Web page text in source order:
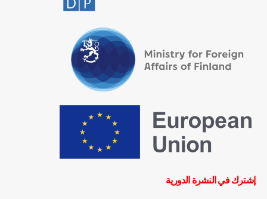
إشترك في النشرة الدورية